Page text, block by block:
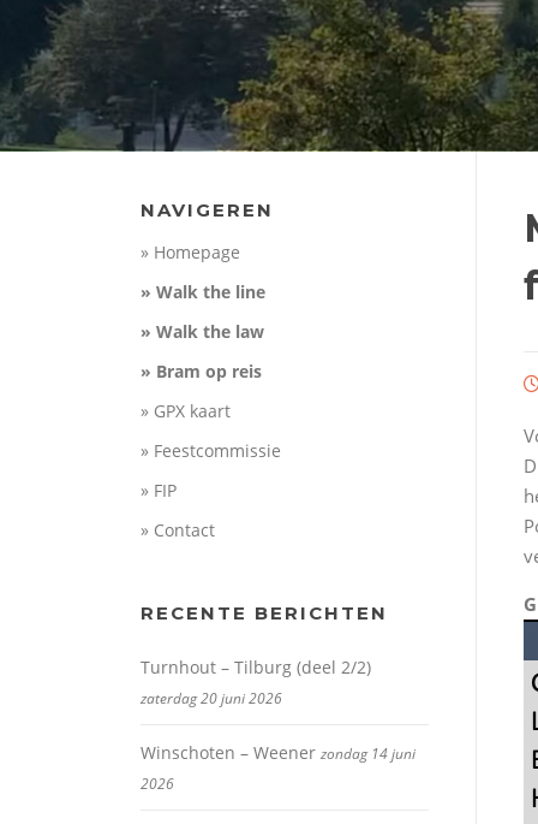
NAVIGEREN
» Homepage
» Walk the line
» Walk the law
» Bram op reis
» GPX kaart
» Feestcommissie
» FIP
» Contact
RECENTE BERICHTEN
Turnhout – Tilburg (deel 2/2)
zaterdag 20 juni 2026
Winschoten – Weener zondag 14 juni
2026